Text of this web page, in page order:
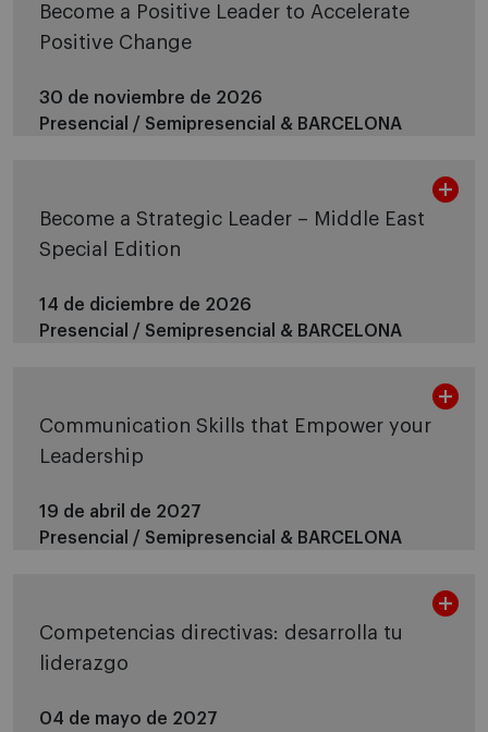
Become a Positive Leader to Accelerate
Positive Change
30 de noviembre de 2026
Presencial / Semipresencial & BARCELONA
Become a Strategic Leader – Middle East
Special Edition
14 de diciembre de 2026
Presencial / Semipresencial & BARCELONA
Communication Skills that Empower your
Leadership
19 de abril de 2027
Presencial / Semipresencial & BARCELONA
Competencias directivas: desarrolla tu
liderazgo
04 de mayo de 2027